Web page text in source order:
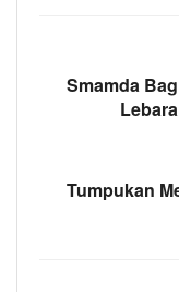
Smamda
Tumpukan